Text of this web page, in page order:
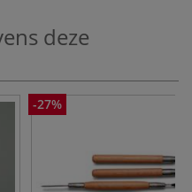
deze
-27%